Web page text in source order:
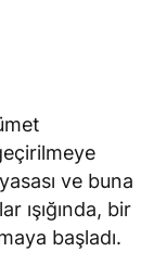
ve buna
ışığında, bir
başladı.